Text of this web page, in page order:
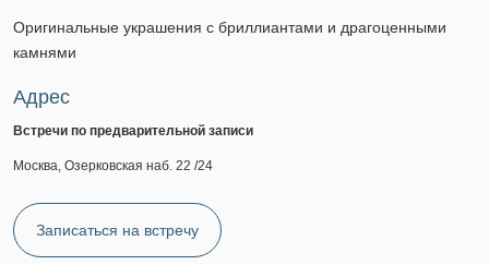
Оригинальные украшения с бриллиантами и драгоценными
камнями
Адрес
Встречи по предварительной записи
Москва, Озерковская наб. 22 /24
Записаться на встречу